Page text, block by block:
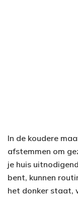
In de koudere
afstemmen om
je huis
bent, kunnen
het donker staat,